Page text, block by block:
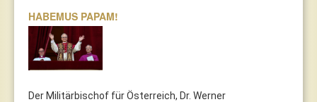
HABEMUS PAPAM!
Der Militärbischof für Österreich, Dr. Werner